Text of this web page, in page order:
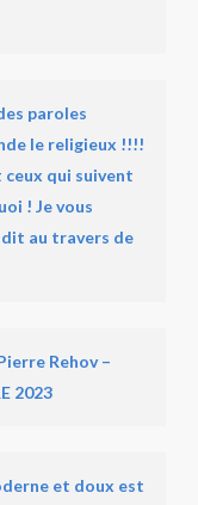
paroles
le religieux !!!!
ceux qui suivent
! Je vous
dit au travers de
Rehov –
2023
et doux est